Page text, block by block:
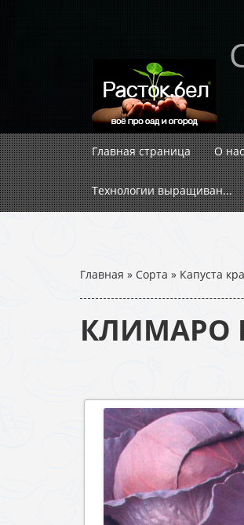
Главная страница О нас
Технологии выращиван...
Главная » Сорта » Капуста
КЛИМАРО